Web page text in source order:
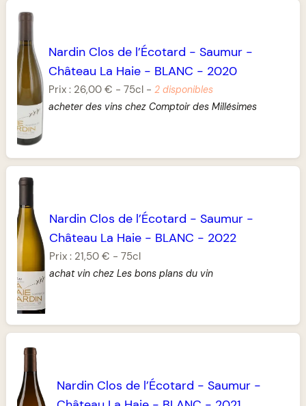
Nardin Clos de l’Écotard - Saumur-
Château La Haie- BLANC - 2020
Prix : 26,00 € - 75cl- 2 disponibles
acheter des vins chez Comptoir des Millésimes
Nardin Clos de l’Écotard -Saumur -
Château La Haie - BLANC - 2022
Prix : 21,50 € -75cl
achat vin chez Les bons plans du vin
Nardin Clos de l’Écotard - Saumur-